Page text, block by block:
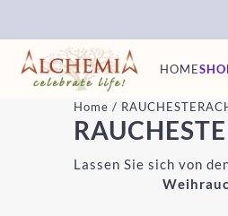
HOME
Home /
Lassen Sie sich von